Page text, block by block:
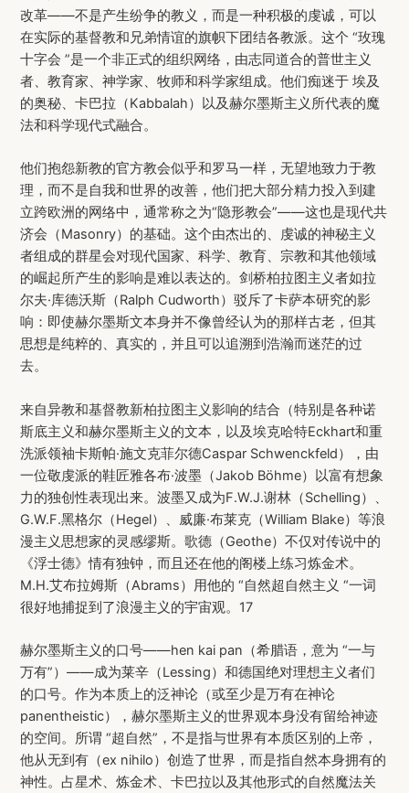
改革——不是产生纷争的教义，而是一种积极的虔诚，可以
在实际的基督教和兄弟情谊的旗帜下团结各教派。这个 “玫瑰
十字会 ”是一个非正式的组织网络，由志同道合的普世主义
者、教育家、神学家、牧师和科学家组成。他们痴迷于 埃及
的奥秘、卡巴拉（Kabbalah）以及赫尔墨斯主义所代表的魔
法和科学现代式融合。
他们抱怨新教的官方教会似乎和罗马一样，无望地致力于教
理，而不是自我和世界的改善，他们把大部分精力投入到建
立跨欧洲的网络中，通常称之为“隐形教会”——这也是现代共
济会（Masonry）的基础。这个由杰出的、虔诚的神秘主义
者组成的群星会对现代国家、科学、教育、宗教和其他领域
的崛起所产生的影响是难以表达的。剑桥柏拉图主义者如拉
尔夫·库德沃斯（Ralph Cudworth）驳斥了卡萨本研究的影
响：即使赫尔墨斯文本身并不像曾经认为的那样古老，但其
思想是纯粹的、真实的，并且可以追溯到浩瀚而迷茫的过
去。
来自异教和基督教新柏拉图主义影响的结合（特别是各种诺
斯底主义和赫尔墨斯主义的文本，以及埃克哈特Eckhart和重
洗派领袖卡斯帕·施文克菲尔德Caspar Schwenckfeld），由
一位敬虔派的鞋匠雅各布·波墨（Jakob Böhme）以富有想象
力的独创性表现出来。波墨又成为F.W.J.谢林（Schelling）、
G.W.F.黑格尔（Hegel）、威廉·布莱克（William Blake）等浪
漫主义思想家的灵感缪斯。歌德（Geothe）不仅对传说中的
《浮士德》情有独钟，而且还在他的阁楼上练习炼金术。
M.H.艾布拉姆斯（Abrams）用他的 “自然超自然主义 “一词
很好地捕捉到了浪漫主义的宇宙观。17
赫尔墨斯主义的口号——hen kai pan（希腊语，意为 “一与
万有”）——成为莱辛（Lessing）和德国绝对理想主义者们
的口号。作为本质上的泛神论（或至少是万有在神论
panentheistic），赫尔墨斯主义的世界观本身没有留给神迹
的空间。所谓 “超自然”，不是指与世界有本质区别的上帝，
他从无到有（ex nihilo）创造了世界，而是指自然本身拥有的
神性。占星术、炼金术、卡巴拉以及其他形式的自然魔法关